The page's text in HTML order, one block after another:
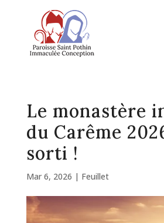
Le monastère
du Carême
sorti !
Mar 6, 2026 | Feuillet